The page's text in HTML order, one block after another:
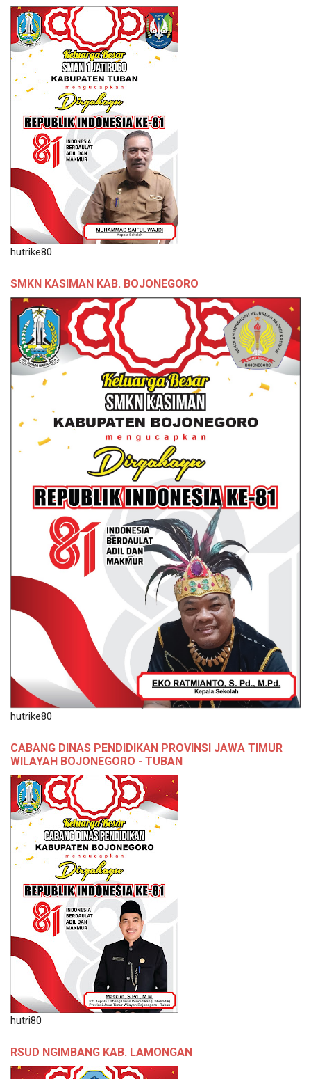
hutrike80
SMKN KASIMAN KAB. BOJONEGORO
hutrike80
CABANG DINAS PENDIDIKAN PROVINSI JAWA TIMUR
WILAYAH BOJONEGORO - TUBAN
hutri80
RSUD NGIMBANG KAB. LAMONGAN